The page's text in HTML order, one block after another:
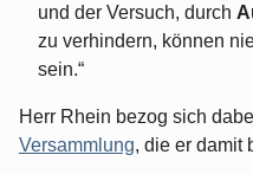
und der Versuch, durch
zu verhindern, können
sein.“
Herr Rhein bezog sich
Versammlung, die er damit